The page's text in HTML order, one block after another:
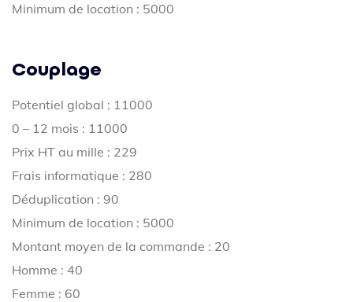
Minimum de location : 5000
Couplage
Potentiel global : 11000
0 – 12 mois : 11000
Prix HT au mille : 229
Frais informatique : 280
Déduplication : 90
Minimum de location : 5000
Montant moyen de la commande : 20
Homme : 40
Femme : 60